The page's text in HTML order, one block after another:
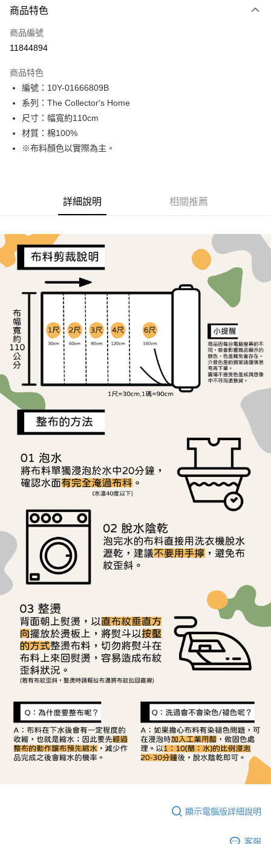
信用卡一次付款
超商取貨付款
Apple Pay
街口支付
Google Pay
AFTEE先享後付
１．簡單：不需註冊會員、不需綁卡、不需儲值。
３．安心：先確認商品／服務後，再付款。
【「AFTEE先享後付」結帳流程】
１．於結帳方式選擇「AFTEE先享後付」後，將跳轉至「AFTEE先享後付」
結帳頁面，進行簡訊認證並確認金額後，即可完成結帳。
２．訂單成立數日內，您將收到繳費通知簡訊。
３．收到繳費通知簡訊後14天內，點擊此簡訊中的連結，可透過四大超商／
ATM／網路銀行／等多元方式進行付款，方視為交易完成。
※ 請注意：結帳手續完成當下不需立刻繳費，但若您需要取消訂單，請聯絡
購買商品的店家。未經商家同意取消之訂單仍視為有效，需透過AFTEE先享
後付繳納相關費用。
※ 交易是否成功請以「AFTEE先享後付 」之結帳頁面顯示為準，若有關於
是否繳費成功／繳費後需取消欲退款等相關疑問，請聯繫「AFTEE先享後付
客戶支援中心」 https://netprotections.freshdesk.com/support/home
【注意事項】
１．透過由恩沛科技股份有限公司提供之「AFTEE先享後付」服務完成之交
易，需依本服務之必要範圍內提供個人資料，並將交易相關給付款項請求債
權轉讓予恩沛科技股份有限公司。
https://aftee.tw/terms/#terms3
３．未成年的使用者請事先徵得法定代理人或監護人之同意方可使用
「AFTEE先享後付」，若未經同意申辦者引起之損失，本公司不負相關責
任。
４．使用「AFTEE先享後付」時，將依據個別帳號之用戶狀況，依本公司即
時審查核予不同之上限額度；若仍有額度不足之情形，本公司將視審查結果
請求用戶進行身份認證。
５．嚴禁一人註冊多個帳號或使用他人資訊註冊。若發現惡意使用之情形，
恩沛科技股份有限公司將有權停止該用戶之使用額度並採取法律行動。
全家取貨付款
每筆NT$65，滿NT$1,500(含以上)免運費
每筆NT$65，滿NT$1,500(含以上)免運費
宅配
每筆NT$150，滿NT$1,500(含以上)免運費
離島宅配
每筆NT$240
商品特色
商品編號
11844894
商品特色
編號：10Y-01666809B
系列：The Collector's Home
尺寸：幅寬約110cm
材質：棉100%
※布料顏色以實際為主。
詳細說明 相關推薦
顯示電腦版詳細說明
客服